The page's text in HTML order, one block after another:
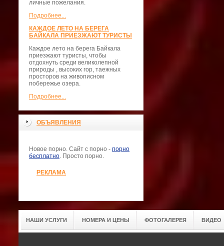
личные пожелания.
Подробнее...
КАЖДОЕ ЛЕТО НА БЕРЕГА
БАЙКАЛА ПРИЕЗЖАЮТ ТУРИСТЫ
Каждое лето на берега Байкала
приезжают туристы, чтобы
отдохнуть среди великолепной
природы , высоких гор, таежных
просторов на живописном
побережье озера.
Подробнее...
ОБЪЯВЛЕНИЯ
Новое порно. Сайт с порно - порно
бесплатно. Просто порно.
РЕКЛАМА
НАШИ УСЛУГИ НОМЕРА И ЦЕНЫ ФОТОГАЛЕРЕЯ ВИДЕО